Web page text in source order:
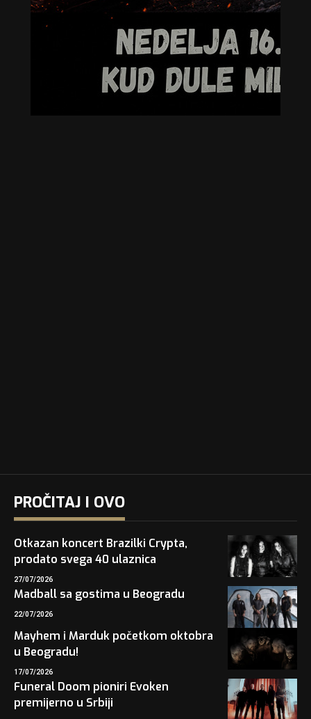
PROČITAJ I OVO
Otkazan koncert Brazilki Crypta,
prodato svega 40 ulaznica
27/07/2026
Madball sa gostima u Beogradu
22/07/2026
Mayhem i Marduk početkom oktobra
u Beogradu!
17/07/2026
Funeral Doom pioniri Evoken
premijerno u Srbiji